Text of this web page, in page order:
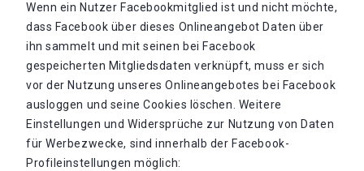
Wenn ein Nutzer Facebookmitglied ist und nicht möchte,
dass Facebook über dieses Onlineangebot Daten über
ihn sammelt und mit seinen bei Facebook
gespeicherten Mitgliedsdaten verknüpft, muss er sich
vor der Nutzung unseres Onlineangebotes bei Facebook
ausloggen und seine Cookies löschen. Weitere
Einstellungen und Widersprüche zur Nutzung von Daten
für Werbezwecke, sind innerhalb der Facebook-
Profileinstellungen möglich: